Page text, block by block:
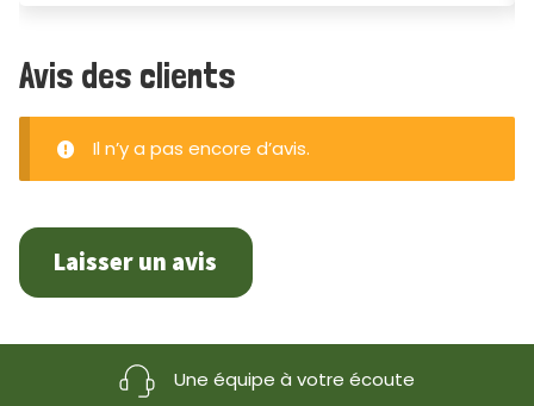
Avis des clients
Il n’y a pas encore d’avis.
Laisser un avis
Une équipe à votre écoute